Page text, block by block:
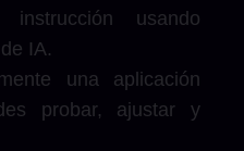
usando
IA.
una aplicación
probar, ajustar y